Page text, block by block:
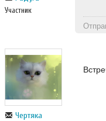
Участник
Чертяка